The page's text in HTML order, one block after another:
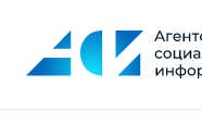
содержанию